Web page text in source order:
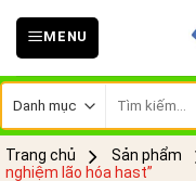
Skip
MENU
kiếm:
Trang chủ Sản phẩm
nghiệm lão hóa hast”